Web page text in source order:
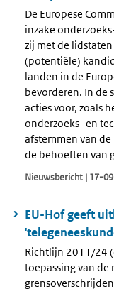
De Europese
inzake
zij met de
(potentiële)
landen in de
bevorderen. In de
acties voor, zoals
onderzoeks- en
afstemmen van
de behoeften van
Nieuwsbericht | 17-
EU-Hof geeft
Richtlijn 2011/24
toepassing van